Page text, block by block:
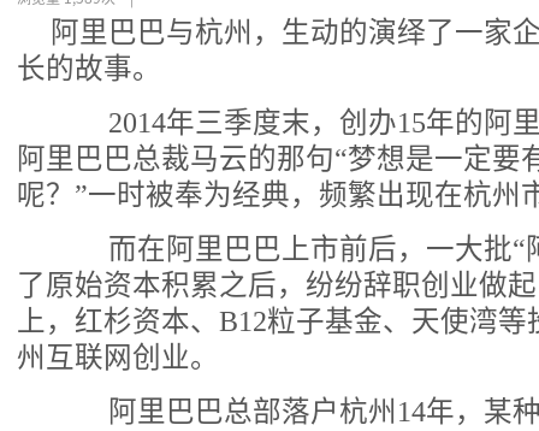
阿里巴巴与杭州，生动的演绎了一家
长的故事。
2014年三季度末，创办15年的阿
阿里巴巴总裁马云的那句“梦想是一定要
呢？”一时被奉为经典，频繁出现在杭州
而在阿里巴巴上市前后，一大批“
了原始资本积累之后，纷纷辞职创业做
上，红杉资本、B12粒子基金、天使湾
州互联网创业。
阿里巴巴总部落户杭州14年，某种